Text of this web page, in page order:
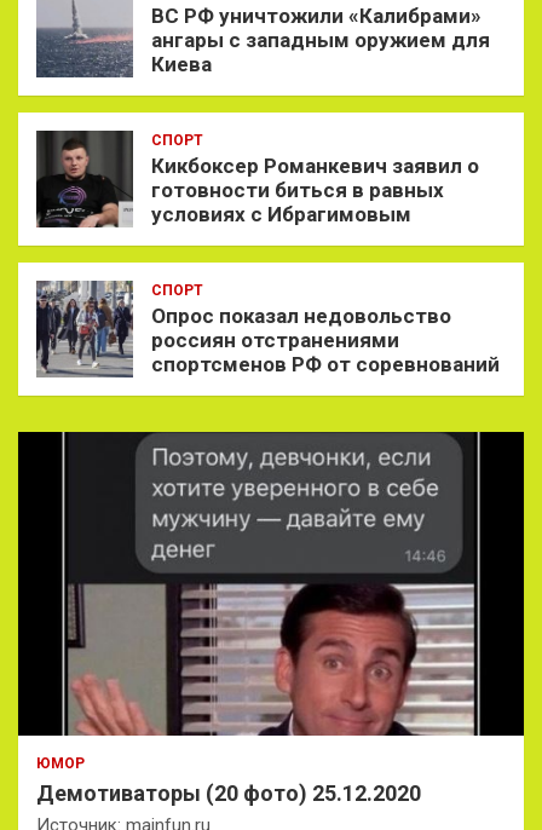
ВС РФ уничтожили «Калибрами»
ангары с западным оружием для
Киева
СПОРТ
Кикбоксер Романкевич заявил о
готовности биться в равных
условиях с Ибрагимовым
СПОРТ
Опрос показал недовольство
россиян отстранениями
спортсменов РФ от соревнований
ЮМОР
Демотиваторы (20 фото) 25.12.2020
Источник: mainfun.ru